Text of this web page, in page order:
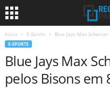
Início E-Sports Blue Jays Max
E-SPORTS
Blue Jays Max
pelos Bisons em